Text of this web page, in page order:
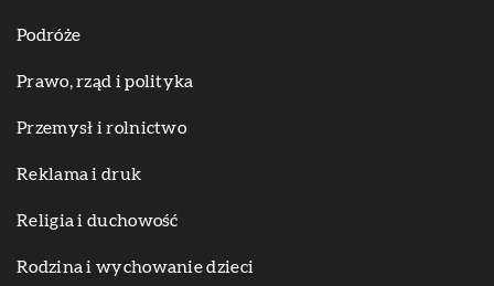
Podróże
Prawo, rząd i polityka
Przemysł i rolnictwo
Reklama i druk
Religia i duchowość
Rodzina i wychowanie dzieci